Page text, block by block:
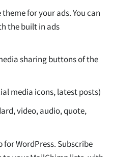
for your ads. You can
the built in ads
sharing buttons of the
media icons, latest posts)
video, audio, quote,
WordPress. Subscribe